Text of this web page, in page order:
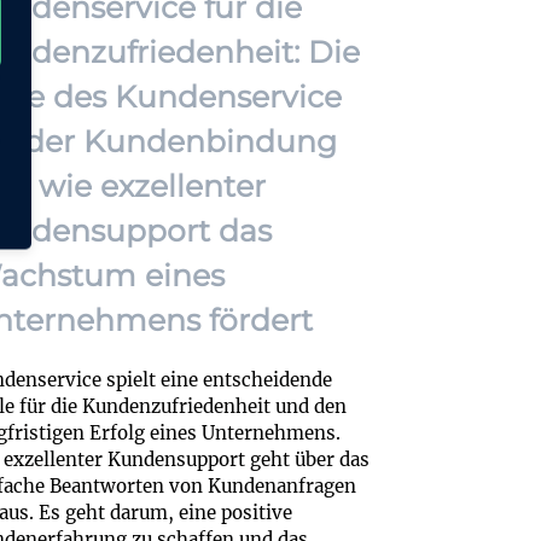
für die
Die
des Kundenservice
der Kundenbindung
wie exzellenter
das
eines
fördert
spielt eine entscheidende
für die Kundenzufriedenheit und den
Erfolg eines Unternehmens.
Kundensupport geht über das
Beantworten von Kundenanfragen
Es geht darum, eine positive